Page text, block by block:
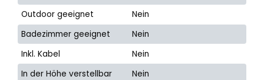
Outdoor geeignet
Nein
Badezimmer geeignet
Nein
Inkl. Kabel
Nein
In der Höhe verstellbar
Nein